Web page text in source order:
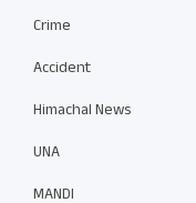
Crime
Accident
Himachal News
UNA
MANDI